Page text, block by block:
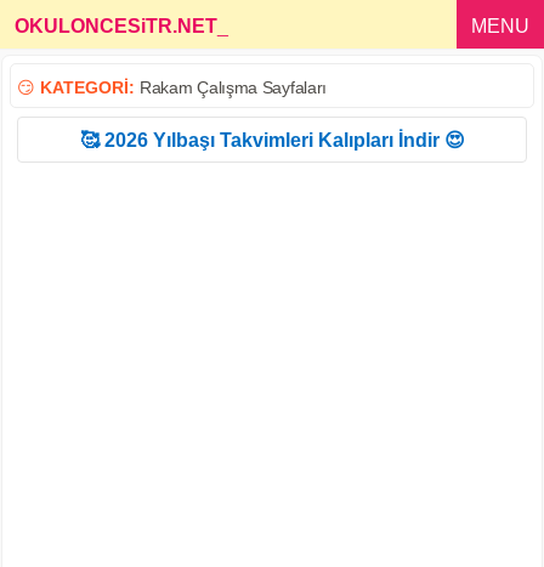
OKULONCESiTR.NET MENU
😏 KATEGORİ: Rakam Çalışma Sayfaları
🥰 2026 Yılbaşı Takvimleri Kalıpları İndir 😍